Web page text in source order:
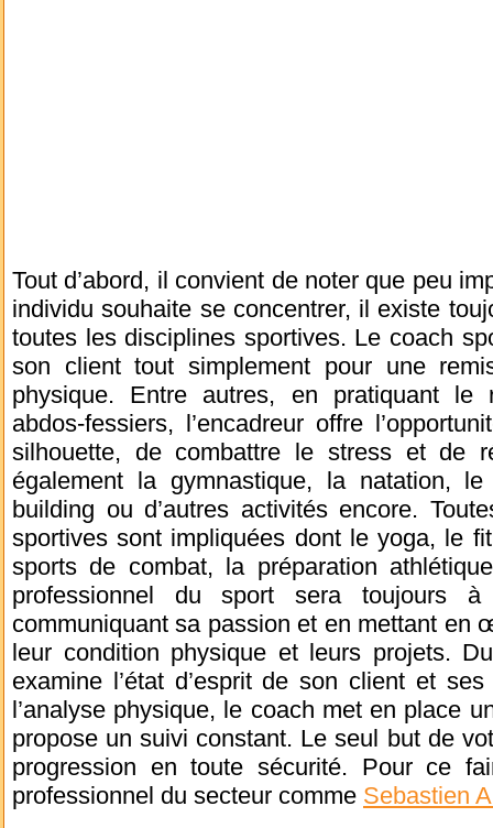
Tout d’abord, il convient de noter que peu
individu souhaite se concentrer, il existe
toutes les disciplines sportives. Le coach
son client tout simplement pour une
physique. Entre autres, en pratiquant le
abdos-fessiers, l’encadreur offre
silhouette, de combattre le stress et de
également la gymnastique, la natation,
building ou d’autres activités encore.
sportives sont impliquées dont le yoga, le
sports de combat, la préparation
professionnel du sport sera toujours
communiquant sa passion et en mettant en
leur condition physique et leurs projets.
examine l’état d’esprit de son client et
l’analyse physique, le coach met en place
propose un suivi constant. Le seul but de
progression en toute sécurité. Pour ce
professionnel du secteur comme Sebastien